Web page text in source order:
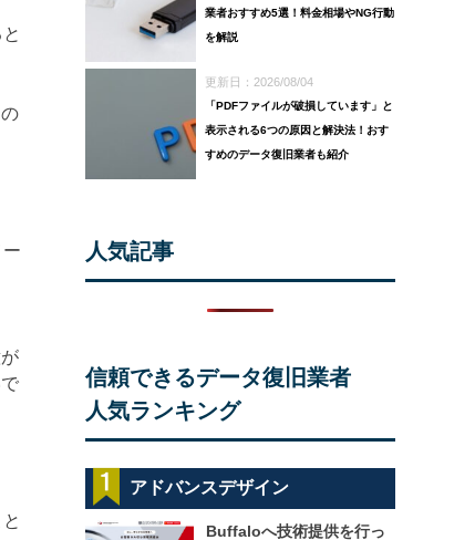
業者おすすめ5選！料金相場やNG行動
を解説
更新日：2026/08/04
「PDFファイルが破損しています」と
表示される6つの原因と解決法！おす
すめのデータ復旧業者も紹介
人気記事
信頼できるデータ復旧業者
人気ランキング
アドバンスデザイン
Buffaloへ技術提供を行っ